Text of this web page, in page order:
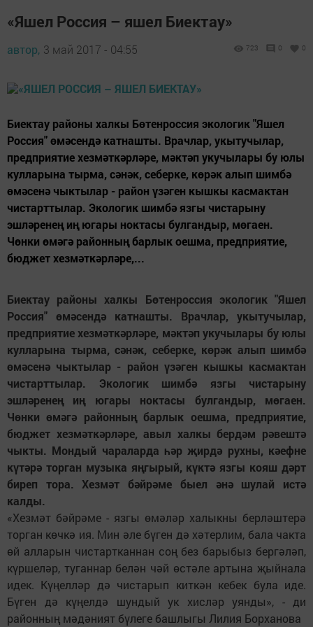
«Яшел Россия – яшел Биектау»
автор, 3 май 2017 - 04:55 723 0 0
Биектау районы халкы Бөтенроссия экологик "Яшел
Россия" өмәсендә катнашты. Врачлар, укытучылар,
предприятие хезмәткәрләре, мәктәп укучылары бу юлы
кулларына тырма, сәнәк, себерке, көрәк алып шимбә
өмәсенә чыктылар - район үзәген кышкы касмактан
чистарттылар. Экологик шимбә язгы чистарыну
эшләренең иң югары ноктасы булгандыр, мөгаен.
Чөнки өмәгә районның барлык оешма, предприятие,
бюджет хезмәткәрләре,...
Биектау районы халкы Бөтенроссия экологик "Яшел
Россия" өмәсендә катнашты. Врачлар, укытучылар,
предприятие хезмәткәрләре, мәктәп укучылары бу юлы
кулларына тырма, сәнәк, себерке, көрәк алып шимбә
өмәсенә чыктылар - район үзәген кышкы касмактан
чистарттылар. Экологик шимбә язгы чистарыну
эшләренең иң югары ноктасы булгандыр, мөгаен.
Чөнки өмәгә районның барлык оешма, предприятие,
бюджет хезмәткәрләре, авыл халкы бердәм рәвештә
чыкты. Мондый чараларда һәр җирдә рухны, кәефне
күтәрә торган музыка яңгырый, күктә язгы кояш дәрт
биреп тора. Хезмәт бәйрәме быел әнә шулай истә
калды.
«Хезмәт бәйрәме - язгы өмәләр халыкны берләштерә
торган көчкә ия. Мин әле бүген дә хәтерлим, бала чакта
өй алларын чистартканнан соң без барыбыз бергәләп,
күршеләр, туганнар белән чәй өстәле артына җыйнала
идек. Күңелләр дә чистарып киткән кебек була иде.
Бүген дә күңелдә шундый ук хисләр уянды», - ди
районның мәдәният бүлеге башлыгы Лилия Борханова